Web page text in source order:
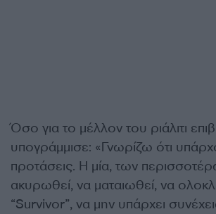
Όσο για το μέλλον του ριάλιτι
υπογράμμισε: «Γνωρίζω ότι
προτάσεις. Η μία, των
ακυρωθεί, να ματαιωθεί, να
“Survivor”, να μην υπάρχει